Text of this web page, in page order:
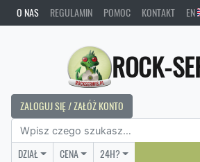
O NAS REGULAMIN POMOC KONTAKT EN
ROCK-
ZALOGUJ SIĘ / ZAŁÓŻ KONTO
DZIAŁ CENA 24H?